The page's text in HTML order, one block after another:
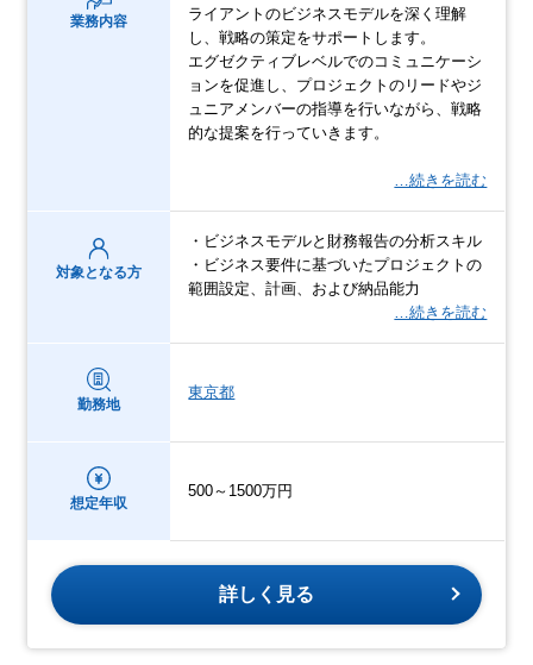
業務内容
ライアントのビジネスモデルを深く理解
し、戦略の策定をサポートします。
エグゼクティブレベルでのコミュニケーシ
ョンを促進し、プロジェクトのリードやジ
ュニアメンバーの指導を行いながら、戦略
的な提案を行っていきます。
…続きを読む
対象となる方
・ビジネスモデルと財務報告の分析スキル
・ビジネス要件に基づいたプロジェクトの
範囲設定、計画、および納品能力
…続きを読む
勤務地
東京都
想定年収
500～1500万円
詳しく見る